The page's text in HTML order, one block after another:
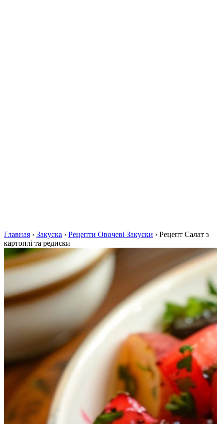
Главная › Закуска › Рецепти Овочеві Закуски › Рецепт Салат з
картоплі та редиски